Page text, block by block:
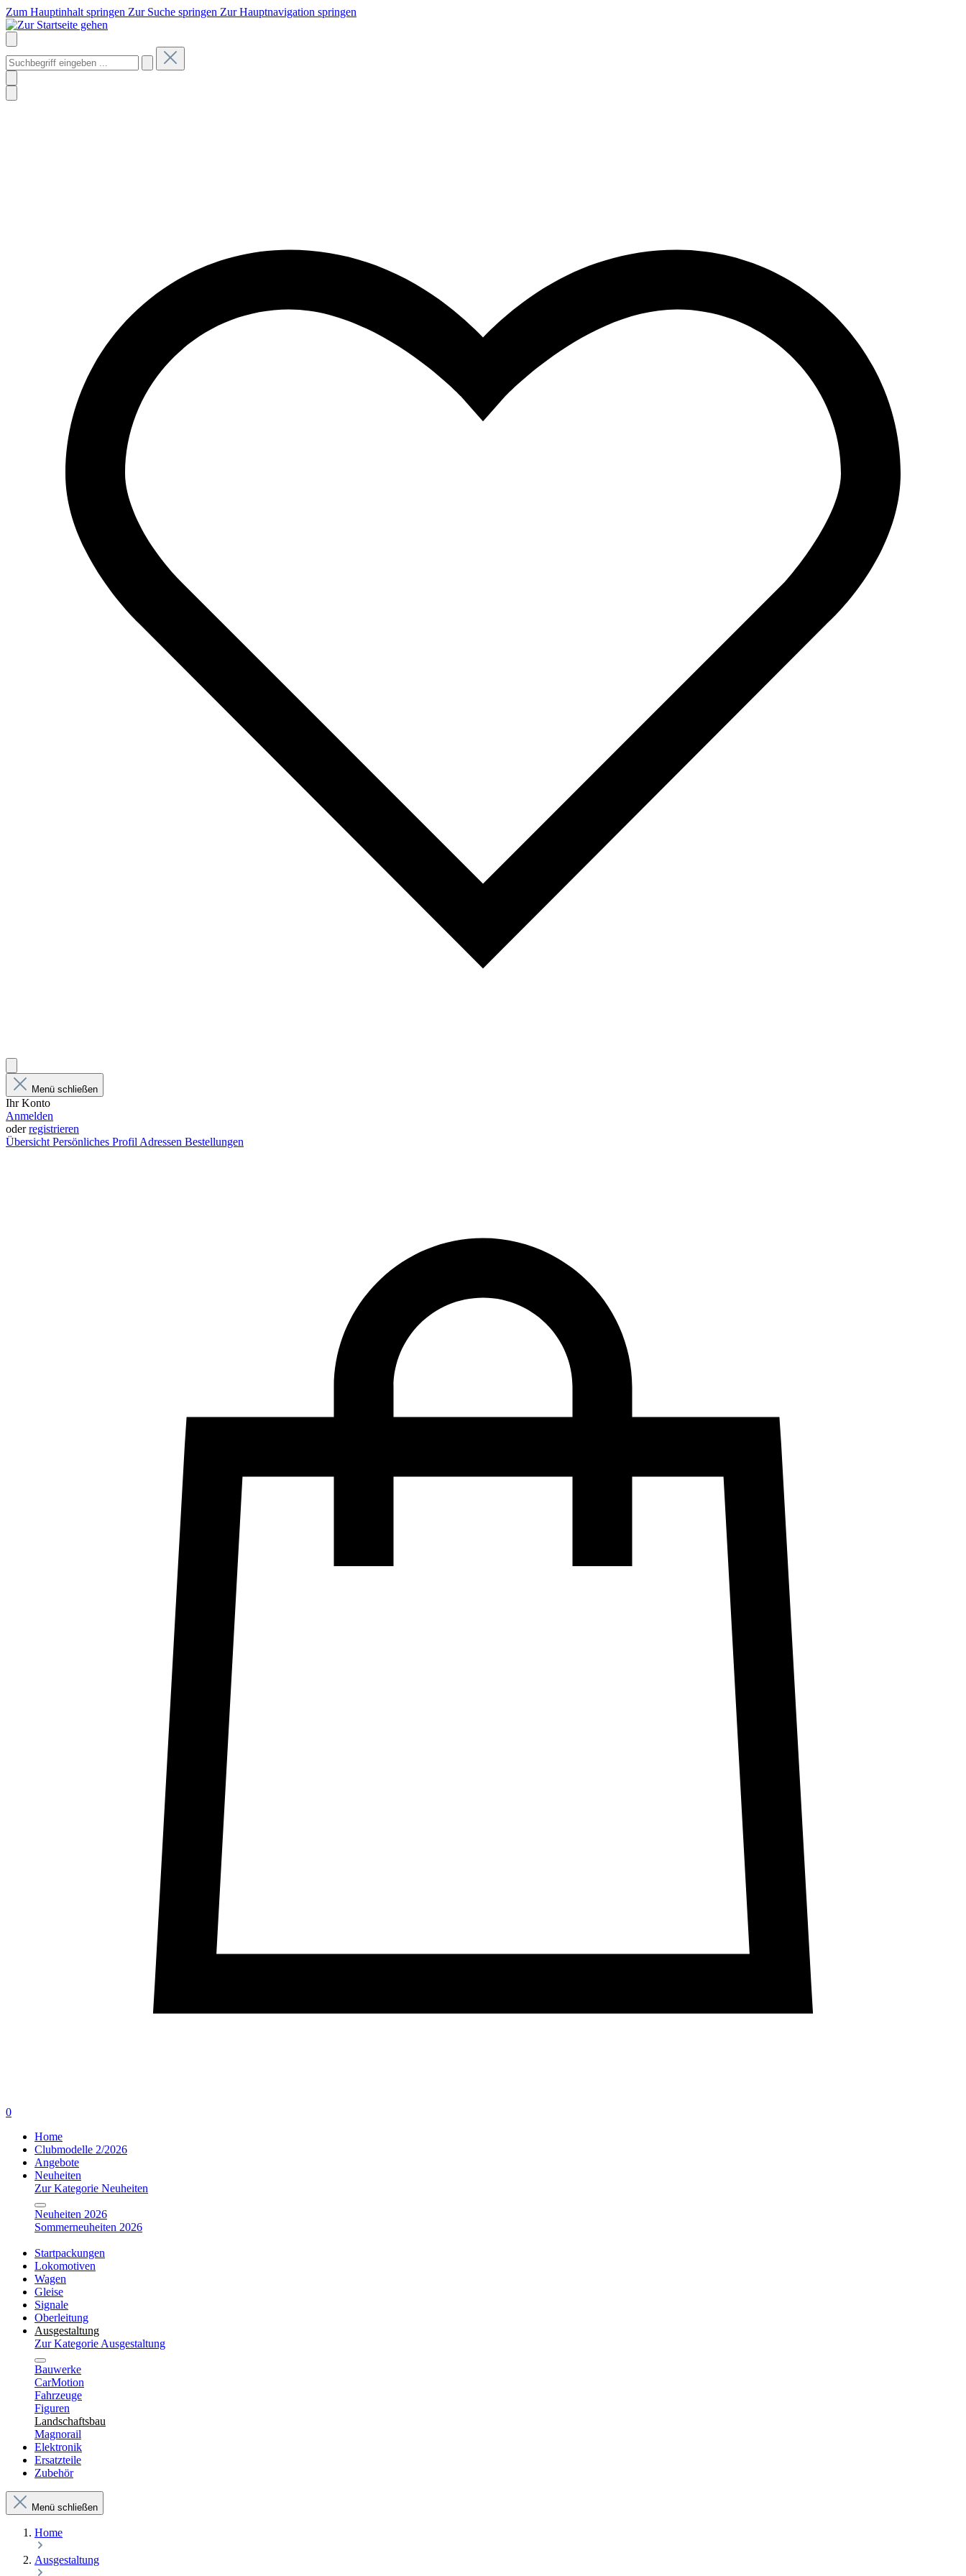
Zum Hauptinhalt springen Zur Suche springen Zur Hauptnavigation springen
Menü schließen
Ihr Konto
Anmelden
oderregistrieren
Übersicht Persönliches Profil Adressen Bestellungen
0
Home
Clubmodelle 2/2026
Angebote
Neuheiten
Zur Kategorie Neuheiten
Neuheiten 2026
Sommerneuheiten 2026
Startpackungen
Lokomotiven
Wagen
Gleise
Signale
Oberleitung
Ausgestaltung
Zur Kategorie Ausgestaltung
Bauwerke
CarMotion
Fahrzeuge
Figuren
Landschaftsbau
Magnorail
Elektronik
Ersatzteile
Zubehör
Menü schließen
Home
Ausgestaltung